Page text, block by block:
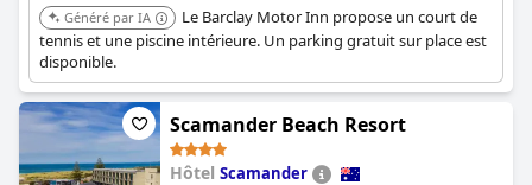
Généré par IA
Le Barclay Motor Inn propose un court de
tennis et une piscine intérieure. Un parking gratuit sur place est
disponible.
Scamander Beach Resort
Hôtel Scamander